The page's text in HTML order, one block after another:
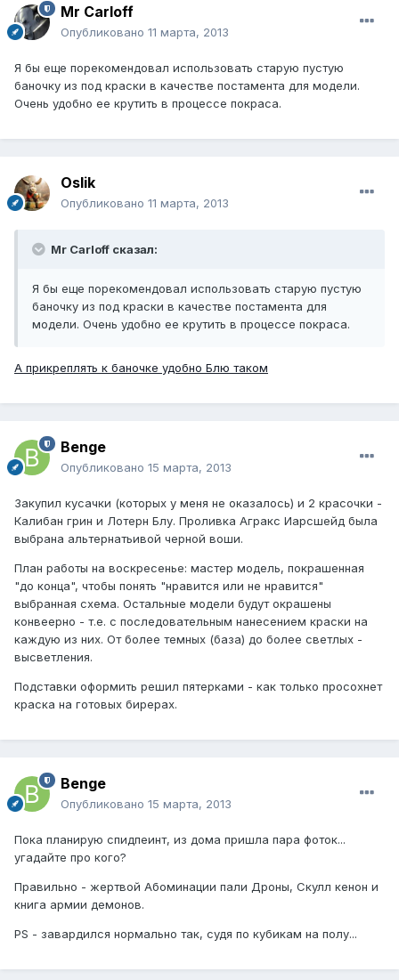
Mr Carloff
Опубликовано 11 марта, 2013
Я бы еще порекомендовал использовать старую пустую
баночку из под краски в качестве постамента для модели.
Очень удобно ее крутить в процессе покраса.
Oslik
Опубликовано 11 марта, 2013
Mr Carloff сказал:
Я бы еще порекомендовал использовать старую пустую
баночку из под краски в качестве постамента для
модели. Очень удобно ее крутить в процессе покраса.
А прикреплять к баночке удобно Блю таком
Benge
Опубликовано 15 марта, 2013
Закупил кусачки (которых у меня не оказалось) и 2 красочки -
Калибан грин и Лотерн Блу. Проливка Агракс Иарсшейд была
выбрана альтернатьивой черной воши.
План работы на воскресенье: мастер модель, покрашенная
"до конца", чтобы понять "нравится или не нравится"
выбранная схема. Остальные модели будут окрашены
конвеерно - т.е. с последовательным нанесением краски на
каждую из них. От более темных (база) до более светлых -
высветления.
Подставки оформить решил пятерками - как только просохнет
краска на готовых бирерах.
Benge
Опубликовано 15 марта, 2013
Пока планирую спидпеинт, из дома пришла пара фоток...
угадайте про кого?
Правильно - жертвой Абоминации пали Дроны, Скулл кенон и
книга армии демонов.
PS - завардился нормально так, судя по кубикам на полу...